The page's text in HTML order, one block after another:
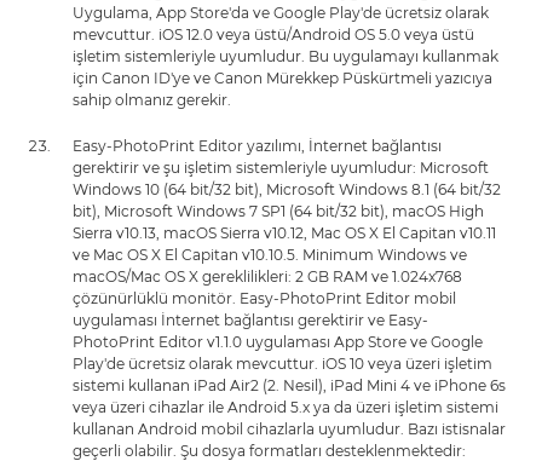
Uygulama, App Store'da ve Google Play'de ücretsiz olarak
mevcuttur. iOS 12.0 veya üstü/Android OS 5.0 veya üstü
işletim sistemleriyle uyumludur. Bu uygulamayı kullanmak
için Canon ID'ye ve Canon Mürekkep Püskürtmeli yazıcıya
sahip olmanız gerekir.
Easy-PhotoPrint Editor yazılımı, İnternet bağlantısı
gerektirir ve şu işletim sistemleriyle uyumludur: Microsoft
Windows 10 (64 bit/32 bit), Microsoft Windows 8.1 (64 bit/32
bit), Microsoft Windows 7 SP1 (64 bit/32 bit), macOS High
Sierra v10.13, macOS Sierra v10.12, Mac OS X El Capitan v10.11
ve Mac OS X El Capitan v10.10.5. Minimum Windows ve
macOS/Mac OS X gereklilikleri: 2 GB RAM ve 1.024x768
çözünürlüklü monitör. Easy-PhotoPrint Editor mobil
uygulaması İnternet bağlantısı gerektirir ve Easy-
PhotoPrint Editor v1.1.0 uygulaması App Store ve Google
Play'de ücretsiz olarak mevcuttur. iOS 10 veya üzeri işletim
sistemi kullanan iPad Air2 (2. Nesil), iPad Mini 4 ve iPhone 6s
veya üzeri cihazlar ile Android 5.x ya da üzeri işletim sistemi
kullanan Android mobil cihazlarla uyumludur. Bazı istisnalar
geçerli olabilir. Şu dosya formatları desteklenmektedir: